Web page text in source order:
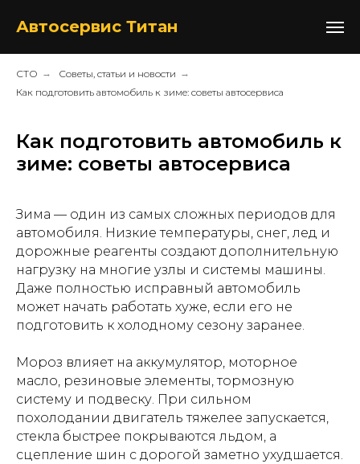
Автосервис Титан+48517052105
СТО → Советы, статьи и новости →
Как подготовить автомобиль к зиме: советы автосервиса
Как подготовить автомобиль к
зиме: советы автосервиса
Зима — один из самых сложных периодов для
автомобиля. Низкие температуры, снег, лед и
дорожные реагенты создают дополнительную
нагрузку на многие узлы и системы машины.
Даже полностью исправный автомобиль
может начать работать хуже, если его не
подготовить к холодному сезону заранее.
Мороз влияет на аккумулятор, моторное
масло, резиновые элементы, тормозную
систему и подвеску. При сильном
похолодании двигатель тяжелее запускается,
стекла быстрее покрываются льдом, а
сцепление шин с дорогой заметно ухудшается.